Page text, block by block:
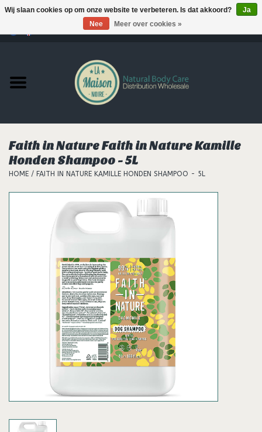
Producten
MERKEN
Support
Faith in Nature Faith in Nature Kamille
Honden Shampoo - 5L
HOME / FAITH IN NATURE KAMILLE HONDEN SHAMPOO - 5L
Wij slaan cookies op om onze website te verbeteren. Is dat akkoord?
Ja
Nee
Meer over cookies »